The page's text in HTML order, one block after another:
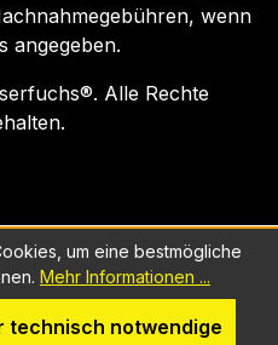
wenn
angegeben.
Alle Rechte
um eine bestmögliche
Mehr Informationen ...
technisch notwendige